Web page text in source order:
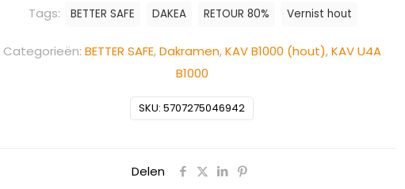
SKU:5707275046942
Categorieën: BETTER SAFE,Dakramen,KAV B1000 (hout),KAV U4A
B1000
Tags: BETTER SAFE DAKEA RETOUR 80% Vernist hout
Delen